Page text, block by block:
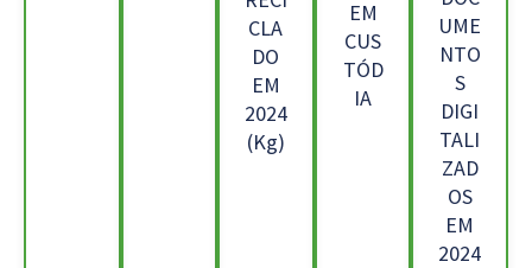
CLA
DO
EM
2024
(Kg)
EM
CUS
TÓD
IA
UME
NTO
S
DIGI
TALI
ZAD
OS
EM
2024